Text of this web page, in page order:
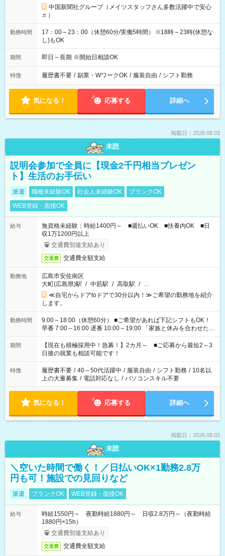
中国新聞社グループ（メイツスタッフさん多数活躍中で安心
♬）
勤務時間
17：00～23：00（休憩60分/実働5時間） ※18時～23時(休憩な
し)もOK
期間 即日～長期 ※開始日相談OK
特徴 履歴書不要 / 副業・WワークOK / 服装自由 / シフト勤務
気になる！ 応募する 詳細へ
掲載日：2026.08.03
未読
説明会参加で全員に【現金2千円相当プレゼン
ト】生活のお手伝い
派遣 職種未経験OK 社会人未経験OK
ブランクOK
WEB登録・面接OK
給与
無資格未経験：時給1400円～ ■週払いOK ■扶養内OK ■日
収1万1200円以上
交通費別途支給あり
交通費 交通費全額支給
勤務地
広島市安佐南区
大町(広島県)駅 / 中筋駅 / 高取駅 / …
≪自宅からドアtoドアで30分以内！≫ご希望の勤務地を紹介
します。
勤務時間
9:00～18:00（休憩60分） ■ご希望があれば下記シフトもOK！
早番 7:00～16:00 遅番 10:00～19:00 「家族と休みを合わせた
い」 「余裕を持って夕飯の準備がしたい」 「できれば残業はし
たくない」 など、ご希望を教えてくださいね。 ※Wワーク希望
の方へ 今ご覧のお仕事で希望する勤務時間と、もう1つのお仕事
の勤務時間。 合計で週40時間を超える場合は応募できません。
期間
【現在も積極採用中！急募！】2カ月～ ■ご応募から最短2～3
日後の就業も相談可能です！
特徴 履歴書不要 / 40～50代活躍中 / 服装自由 / シフト勤務 / 10名以
上の大量募集 / 電話対応なし / パソコンスキル不要
気になる！ 応募する 詳細へ
掲載日：2026.08.03
未読
＼空いた時間で働く！／日払いOK×1勤務2.8万
円も可！施設での見回りなど
派遣 ブランクOK WEB登録・面接OK
給与
時給1550円～ 夜勤時給1880円～ 日収2.8万円～（夜勤時給
1880円×15h）
交通費別途支給あり
交通費 交通費全額支給